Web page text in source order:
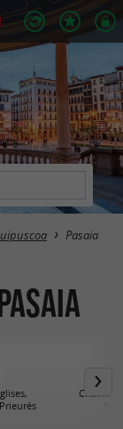
Pasaia